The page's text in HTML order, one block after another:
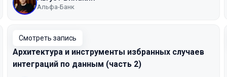
Альфа-Банк
Смотреть запись
Архитектура и инструменты избранных случаев
интеграций по данным (часть 2)